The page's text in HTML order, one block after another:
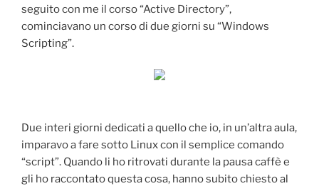
seguito con me il corso “Active Directory”,
cominciavano un corso di due giorni su “Windows
Scripting”.
Due interi giorni dedicati a quello che io, in un’altra aula,
imparavo a fare sotto Linux con il semplice comando
“script”. Quando li ho ritrovati durante la pausa caffè e
gli ho raccontato questa cosa, hanno subito chiesto al